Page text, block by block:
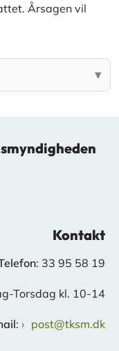
Årsagen vil
Kontakt
: 33 95 58 19
Torsdag kl. 10-14
: post@tksm.dk